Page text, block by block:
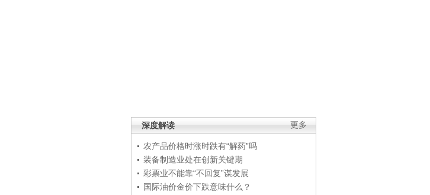
更多
深度解读
农产品价格时涨时跌有“解药”吗
装备制造业处在创新关键期
彩票业不能靠“不回复”谋发展
国际油价金价下跌意味什么？